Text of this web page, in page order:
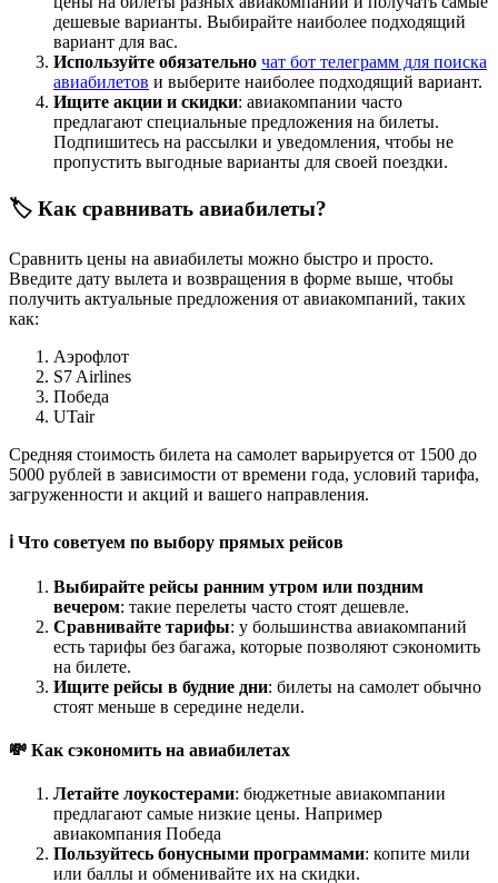
дешевые варианты. Выбирайте наиболее подходящий
вариант для вас.
Используйте обязательно чат бот телеграмм для поиска
авиабилетов и выберите наиболее подходящий вариант.
Ищите акции и скидки: авиакомпании часто
предлагают специальные предложения на билеты.
Подпишитесь на рассылки и уведомления, чтобы не
пропустить выгодные варианты для своей поездки.
🏷️ Как сравнивать авиабилеты?
Сравнить цены на авиабилеты можно быстро и просто.
Введите дату вылета и возвращения в форме выше, чтобы
получить актуальные предложения от авиакомпаний, таких
как:
Аэрофлот
S7 Airlines
Победа
UTair
Средняя стоимость билета на самолет варьируется от 1500 до
5000 рублей в зависимости от времени года, условий тарифа,
загруженности и акций и вашего направления.
ℹ️ Что советуем по выбору прямых рейсов
Выбирайте рейсы ранним утром или поздним
вечером: такие перелеты часто стоят дешевле.
Сравнивайте тарифы: у большинства авиакомпаний
есть тарифы без багажа, которые позволяют сэкономить
на билете.
Ищите рейсы в будние дни: билеты на самолет обычно
стоят меньше в середине недели.
💸 Как сэкономить на авиабилетах
Летайте лоукостерами: бюджетные авиакомпании
предлагают самые низкие цены. Например
авиакомпания Победа
Пользуйтесь бонусными программами: копите мили
или баллы и обменивайте их на скидки.